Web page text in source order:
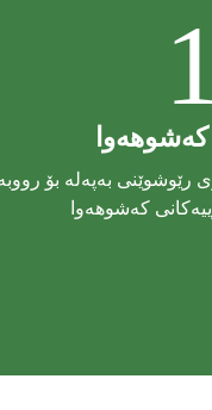
كه‌شوهه‌وا
رێوشوێنى به‌په‌له‌ بۆ
كه‌شوهه‌وا